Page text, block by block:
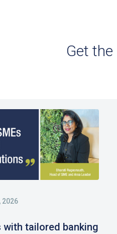
Get the
2026
with tailored banking